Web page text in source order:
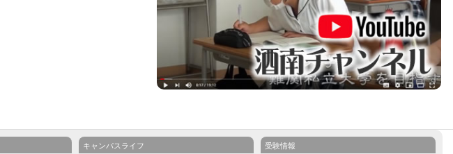
キャンパスライフ
受験情報